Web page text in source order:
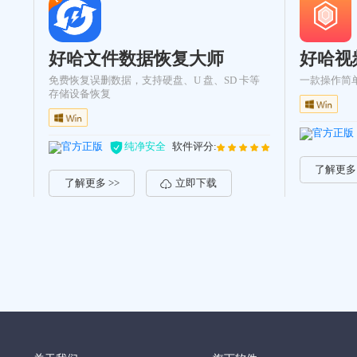
好哈文件数据恢复大师
免费恢复误删数据，支持硬盘、U 盘、SD 卡等
存储设备恢复
官方正版 纯净安全 软件评分:
了解更多 >> 立即下载
好哈视
一款操作简
官方正版
了解更